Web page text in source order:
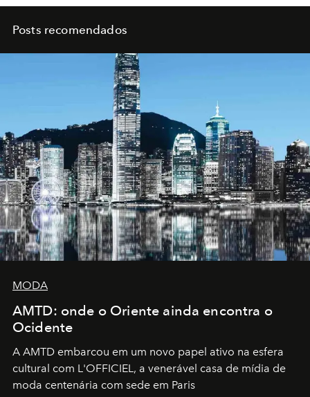
Posts recomendados
MODA
AMTD: onde o Oriente ainda encontra o
Ocidente
A AMTD embarcou em um novo papel ativo na esfera
cultural com L'OFFICIEL, a venerável casa de mídia de
moda centenária com sede em Paris